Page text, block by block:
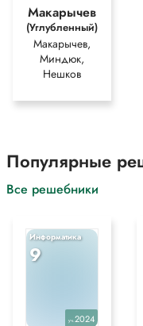
Макарычев
(Углубленный)
Макарычев,
Миндюк,
Нешков
Популярные
Все решебники
Информатика
9
уч. 2024